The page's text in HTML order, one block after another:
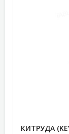
КИТРУДА